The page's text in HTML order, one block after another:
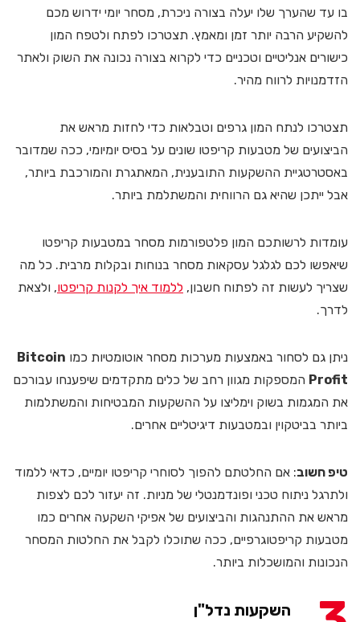
בו עד שהערך שלו יעלה בצורה ניכרת, מסחר יומי ידרוש מכם
להשקיע הרבה יותר זמן ומאמץ. תצטרכו לפתח ולטפח המון
כישורים אנליטיים וטכניים כדי לקרוא בצורה נכונה את השוק ולאתר
הזדמנויות לרווח מהיר.
תצטרכו לנתח המון גרפים וטבלאות כדי לחזות מראש את
הביצועים של מטבעות קריפטו שונים על בסיס יומיומי, ככה שמדובר
באסטרטגיית ההשקעות התובענית, המאתגרת והמורכבת ביותר,
אבל ייתכן שהיא גם הרווחית והמשתלמת ביותר.
עומדות לרשותכם המון פלטפורמות מסחר במטבעות קריפטו
שיאפשו לכם לגלגל עסקאות מסחר בנוחות ובקלות מרבית. כל מה
שצריך לעשות זה לפתוח חשבון, ללמוד איך לקנות קריפטו, ולצאת
לדרך.
ניתן גם לסחור באמצעות מערכות מסחר אוטומטיות כמו Bitcoin
Profit המספקות מגוון רחב של כלים מתקדמים שיפענחו עבורכם
את המגמות בשוק וימליצו על ההשקעות המבטיחות והמשתלמות
ביותר בביטקוין ובמטבעות דיגיטליים אחרים.
טיפ חשוב: אם החלטתם להפוך לסוחרי קריפטו יומיים, כדאי ללמוד
ולתרגל ניתוח טכני ופונדמנטלי של מניות. זה יעזור לכם לצפות
מראש את ההתנהגות והביצועים של אפיקי השקעה אחרים כמו
מטבעות קריפטוגרפיים, ככה שתוכלו לקבל את החלטות המסחר
הנכונות והמושכלות ביותר.
השקעות נדל"ן